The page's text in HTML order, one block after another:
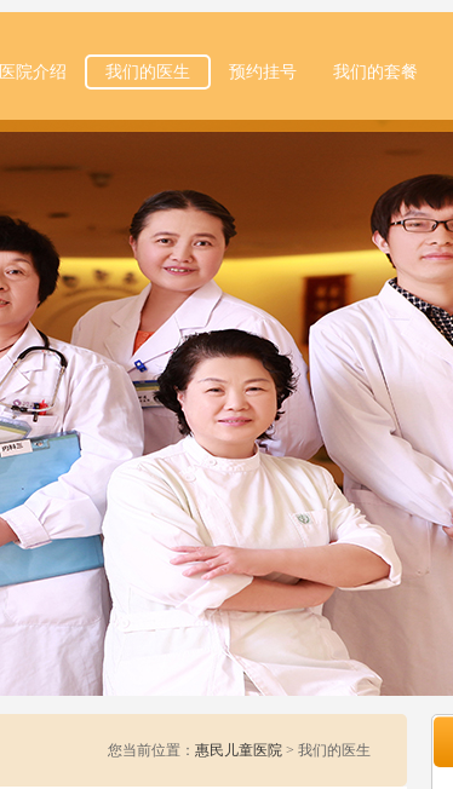
医院介绍 我们的医生 预约挂号 我们的套餐
您当前位置： 惠民儿童医院 > 我们的医生